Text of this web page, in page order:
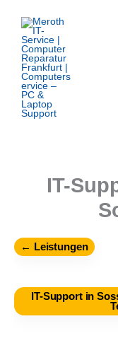
Inhalt
springen
IT-
← Leistungen
IT-Support in